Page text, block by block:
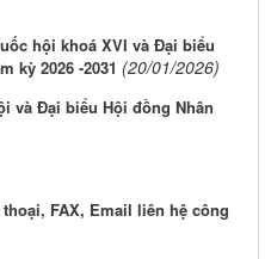
hội khoá XVI và Đại biểu
kỳ 2026 -2031 (20/01/2026)
và Đại biểu Hội đồng Nhân
FAX, Email liên hệ công